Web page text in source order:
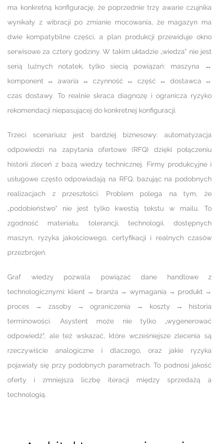
ma konkretną konfigurację, że poprzednie trzy awarie czujnika
wynikały z wibracji po zmianie mocowania, że magazyn ma
dwie kompatybilne części, a plan produkcji przewiduje okno
serwisowe za cztery godziny. W takim układzie „wiedza" nie jest
serią luźnych notatek, tylko siecią powiązań: maszyna ↔
komponent ↔ awaria ↔ czynność ↔ część ↔ dostawca ↔
czas dostawy. To realnie skraca diagnozę i ogranicza ryzyko
rekomendacji niepasującej do konkretnej konfiguracji.
Trzeci scenariusz jest bardziej biznesowy: automatyzacja
odpowiedzi na zapytania ofertowe (RFQ) dzięki połączeniu
historii zleceń z bazą wiedzy technicznej. Firmy produkcyjne i
usługowe często odpowiadają na RFQ, bazując na podobnych
realizacjach z przeszłości. Problem polega na tym, że
„podobieństwo" nie jest tylko kwestią tekstu w mailu. To
zgodność materiału, tolerancji, technologii, dostępnych
maszyn, ryzyka jakościowego, certyfikacji i realnych czasów
przezbrojeń.
Graf wiedzy pozwala powiązać dane handlowe z
technologicznymi: klient → branża → wymagania → produkt →
proces → zasoby → ograniczenia → koszty → historia
terminowości. Asystent może nie tylko „wygenerować
odpowiedź", ale też wskazać, które wcześniejsze zlecenia są
rzeczywiście analogiczne i dlaczego, oraz jakie ryzyka
pojawiały się przy podobnych parametrach. To podnosi jakość
oferty i zmniejsza liczbę iteracji między sprzedażą a
technologią.